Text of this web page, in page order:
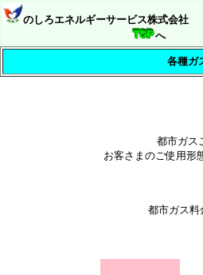
のしろエネルギーサービス株式会社
へ
各種
都市ガス
お客さまのご使用形
都市ガス料